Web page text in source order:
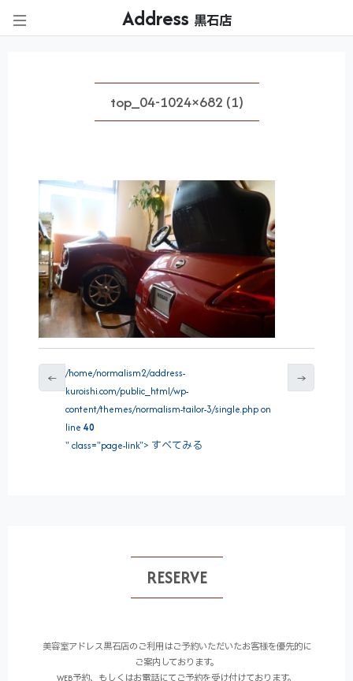
Address 黒石店
top_04-1024×682 (1)
←
/home/normalism2/address-
kuroishi.com/public_html/wp-
content/themes/normalism-tailor-3/single.php on
line40
" class="page-link"> すべてみる
→
RESERVE
美容室アドレス黒石店のご利用はご予約いただいたお客様を優先的に
ご案内しております。
WEB予約、もしくはお電話にてご予約を受け付けております。